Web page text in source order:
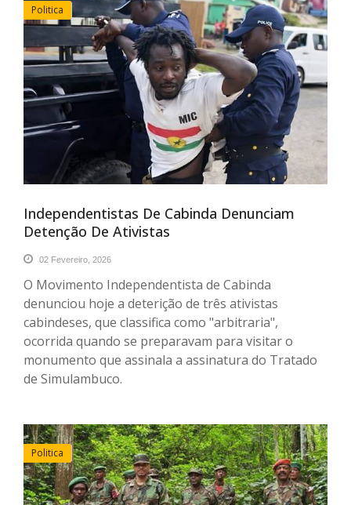
Politica
Independentistas De Cabinda Denunciam
Detenção De Ativistas
02 Fevereiro, 2026
O Movimento Independentista de Cabinda
denunciou hoje a deterição de três ativistas
cabindeses, que classifica como "arbitraria",
ocorrida quando se preparavam para visitar o
monumento que assinala a assinatura do Tratado
de Simulambuco.
Politica